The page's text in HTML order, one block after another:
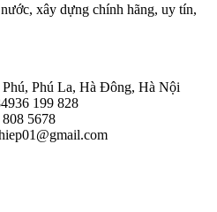
xây dựng chính hãng, uy tín,
Phú La, Hà Đông, Hà Nội
199 828
5678